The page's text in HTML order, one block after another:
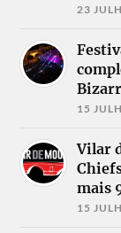
23
15
Vilar
mais
15